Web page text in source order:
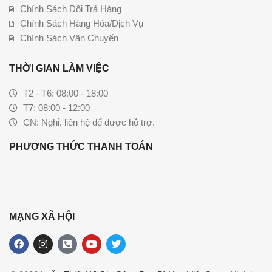
Chính Sách Đổi Trả Hàng
Chính Sách Hàng Hóa/Dịch Vụ
Chính Sách Vận Chuyển
THỜI GIAN LÀM VIỆC
T2 - T6: 08:00 - 18:00
T7: 08:00 - 12:00
CN: Nghỉ, liên hệ để được hỗ trợ.
PHƯƠNG THỨC THANH TOÁN
MẠNG XÃ HỘI